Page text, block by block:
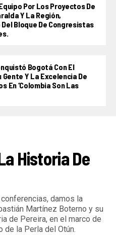
Por Los Proyectos De
Y La Región,
Bloque De Congresistas
Bogotá Con El
Gente Y La Excelencia De
En ‘Colombia Son Las
Historia De
damos la
Martínez Boterno y su
de Pereira, en el marco de
de la Perla del Otún.